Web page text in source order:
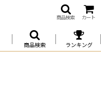
商品検索 カート
商品検索 ランキング